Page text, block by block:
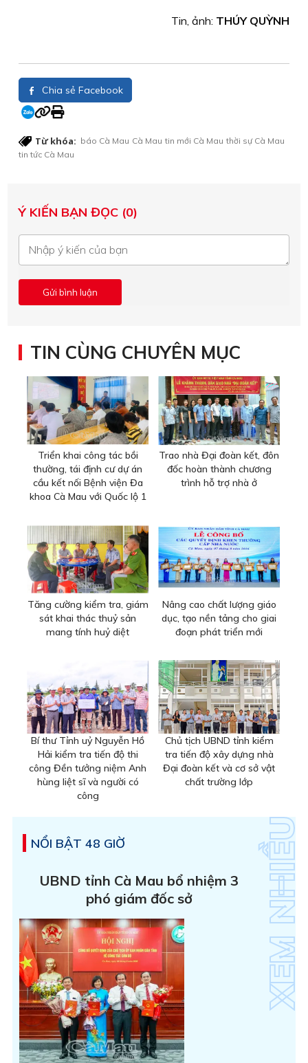
Tin, ảnh: THÚY QUỲNH
Chia sẻ Facebook
Từ khóa: báo Cà Mau Cà Mau tin mới Cà Mau thời sự Cà Mau
tin tức Cà Mau
Ý KIẾN BẠN ĐỌC (0)
TIN CÙNG CHUYÊN MỤC
Triển khai công tác bồi
thường, tái định cư dự án
cầu kết nối Bệnh viện Đa
khoa Cà Mau với Quốc lộ 1
Trao nhà Đại đoàn kết, đôn
đốc hoàn thành chương
trình hỗ trợ nhà ở
Tăng cường kiểm tra, giám
sát khai thác thuỷ sản
mang tính huỷ diệt
Nâng cao chất lượng giáo
dục, tạo nền tảng cho giai
đoạn phát triển mới
Bí thư Tỉnh uỷ Nguyễn Hồ
Hải kiểm tra tiến độ thi
công Đền tưởng niệm Anh
hùng liệt sĩ và người có
công
Chủ tịch UBND tỉnh kiểm
tra tiến độ xây dựng nhà
Đại đoàn kết và cơ sở vật
chất trường lớp
NỔI BẬT 48 GIỜ
UBND tỉnh Cà Mau bổ nhiệm 3
phó giám đốc sở